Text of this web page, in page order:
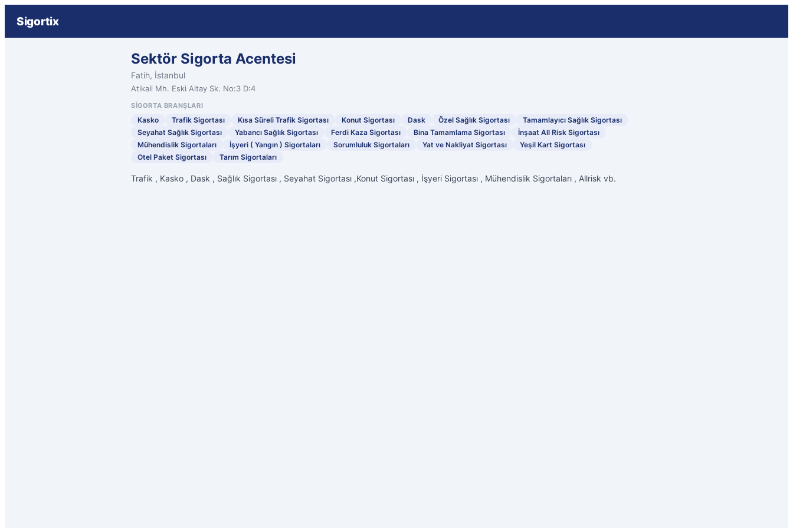
Sigortix
Sektör Sigorta Acentesi
Fatih, İstanbul
Atikali Mh. Eski Altay Sk. No:3 D:4
SIGORTA BRANŞLARI
Kasko Trafik Sigortası Kısa Süreli Trafik Sigortası Konut Sigortası Dask Özel Sağlık Sigortası
Tamamlayıcı Sağlık Sigortası
Seyahat Sağlık Sigortası
Yabancı Sağlık Sigortası Ferdi Kaza Sigortası Bina Tamamlama Sigortası
İnşaat All Risk Sigortası
Mühendislik Sigortaları
İşyeri ( Yangın ) Sigortaları Sorumluluk Sigortaları Yat ve Nakliyat Sigortası
Yeşil Kart Sigortası
Otel Paket Sigortası
Tarım Sigortaları
Trafik , Kasko , Dask , Sağlık Sigortası , Seyahat Sigortası ,Konut Sigortası , İşyeri Sigortası , Mühendislik Sigortaları , Allrisk vb.